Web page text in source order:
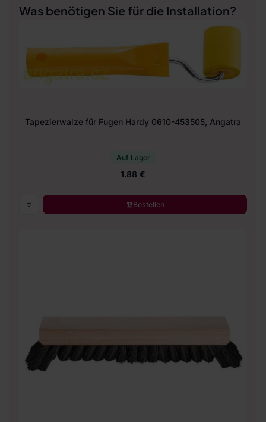
Was benötigen Sie für die Installation?
Tapezierwalze für Fugen Hardy 0610-453505, Angatra
Auf Lager
1.88 €
Bestellen